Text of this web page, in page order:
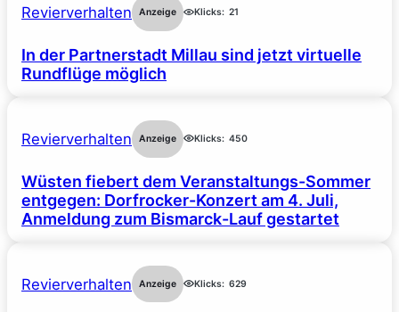
Revierverhalten Anzeige Klicks: 21
In der Partnerstadt Millau sind jetzt virtuelle
Rundflüge möglich
Revierverhalten Anzeige Klicks: 450
Wüsten fiebert dem Veranstaltungs-Sommer
entgegen: Dorfrocker-Konzert am 4. Juli,
Anmeldung zum Bismarck-Lauf gestartet
Revierverhalten Anzeige Klicks: 629